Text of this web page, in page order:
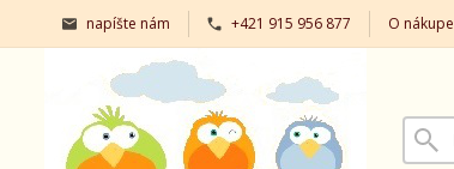
napíšte nám +421 915 956 877 O nákupe